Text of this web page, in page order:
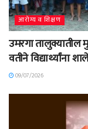
आरोग्य व शिक्षण
उमरगा तालुक्यातील
वतीने विद्यार्थ्यांना
09/07/2026